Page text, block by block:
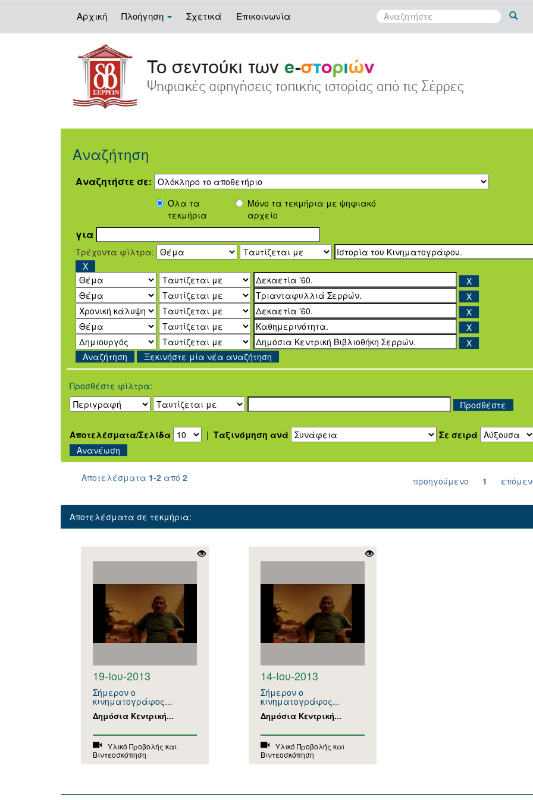
Αρχική Πλοήγηση Σχετικά Επικοινωνία
Αναζήτηση
Αναζητήστε σε:
Όλα τα
τεκμήρια
Μόνο τα τεκμήρια με ψηφιακό
αρχείο
για
Τρέχοντα φίλτρα:
Ξεκινήστε μία νέα αναζήτηση
Προσθέστε φίλτρα:
Αποτελέσματα/Σελίδα | Ταξινόμηση ανά Σε σειρά
Αποτελέσματα 1-2 από 2 προηγούμενο 1
Αποτελέσματα σε τεκμήρια:
19-Ιου-2013
Σήμερον ο
κινηματογράφος...
Δημόσια Κεντρική...
Υλικό Προβολής και
Βιντεοσκόπηση
14-Ιου-2013
Σήμερον ο
κινηματογράφος...
Δημόσια Κεντρική...
Υλικό Προβολής και
Βιντεοσκόπηση